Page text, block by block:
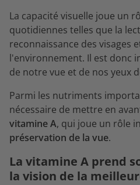
La capacité visuelle joue un
quotidiennes telles que la
reconnaissance des visages
l'environnement. Il est donc
de notre vue et de nos yeux
Parmi les nutriments
nécessaire de mettre en
vitamine A, qui joue un rôle
préservation de la vue.
La vitamine A prend
la vision de la